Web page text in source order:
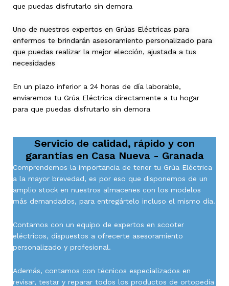
que puedas disfrutarlo sin demora
Uno de nuestros expertos en Grúas Eléctricas para
enfermos te brindarán asesoramiento personalizado para
que puedas realizar la mejor elección, ajustada a tus
necesidades
En un plazo inferior a 24 horas de día laborable,
enviaremos tu Grúa Eléctrica directamente a tu hogar
para que puedas disfrutarlo sin demora
Servicio de calidad, rápido y con
garantías en Casa Nueva - Granada
Comprendemos la importancia de tener tu Grúa Eléctrica
a la mayor brevedad, es por eso que disponemos de un
amplio stock en nuestros almacenes con los modelos
más demandados, para entregártelo incluso el mismo día.
Contamos con un equipo de expertos en scooter
eléctricos, dispuestos a ofrecerte asesoramiento
personalizado y profesional.
Además, contamos con técnicos especializados en
revisar, testar y reparar todos los productos de ortopedia